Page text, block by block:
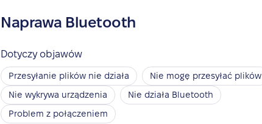
Naprawa Bluetooth
Dotyczy objawów
Przesyłanie plików nie działa
Nie mogę przesyłać plików
Nie wykrywa urządzenia
Nie działa Bluetooth
Problem z połączeniem